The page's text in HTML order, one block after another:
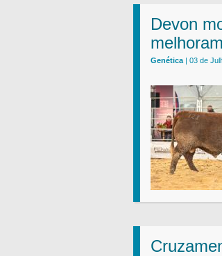
Devon
Genética | 03 de